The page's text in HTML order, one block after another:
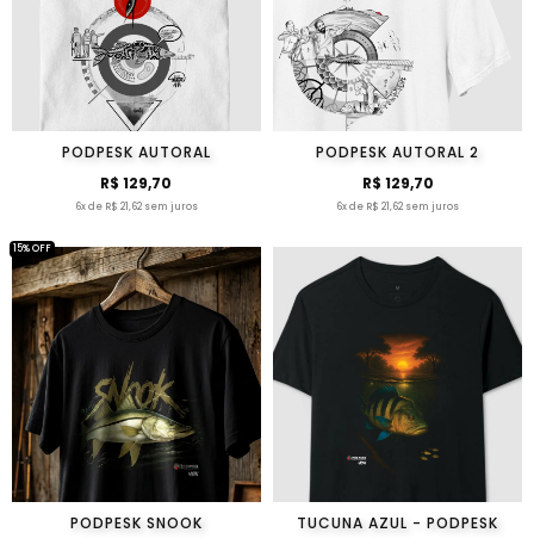
PODPESK AUTORAL
R$ 129,70
6x de R$ 21,62 sem juros
PODPESK AUTORAL 2
R$ 129,70
6x de R$ 21,62 sem juros
PODPESK SNOOK
15% OFF
TUCUNA AZUL - PODPESK